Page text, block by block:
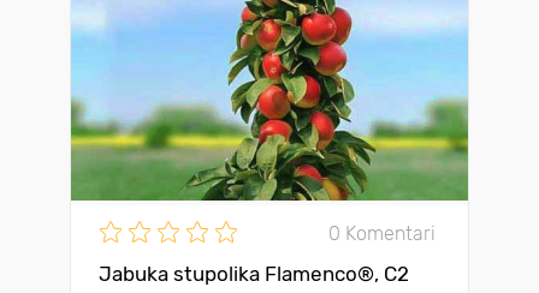
0 Komentari
Jabuka stupolika Flamenco®, C2